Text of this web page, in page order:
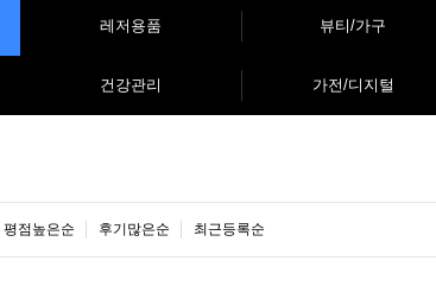
레저용품 뷰티/가구
건강관리 가전/디지털
평점높은순 후기많은순 최근등록순